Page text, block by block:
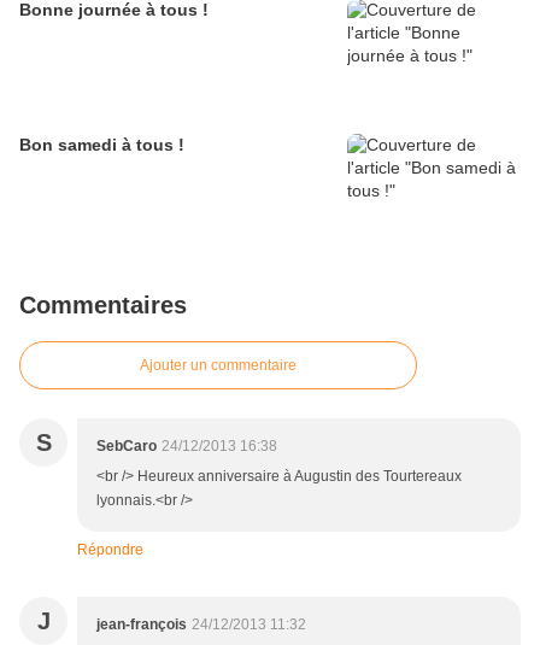
Bonne journée à tous !
Bon samedi à tous !
Commentaires
Ajouter un commentaire
S SebCaro 24/12/2013 16:38
<br /> Heureux anniversaire à Augustin des Tourtereaux
lyonnais.<br />
Répondre
J jean-françois 24/12/2013 11:32